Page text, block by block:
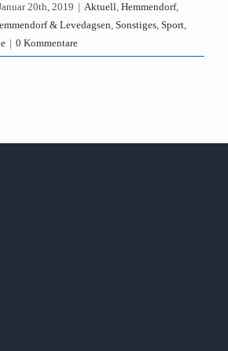
20th, 2019 | Aktuell, Hemmendorf,
& Levedagsen, Sonstiges, Sport,
| 0 Kommentare